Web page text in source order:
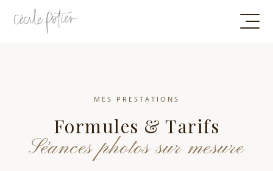
MES PRESTATIONS
Formules & Tarifs
Séances photos sur mesure